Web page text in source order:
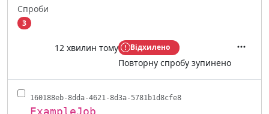
Спроби
3
12 хвилин тому Відхилено
Повторну спробу зупинено
160188eb-8dda-4621-8d3a-5781b1d8cfe8
ExampleJob